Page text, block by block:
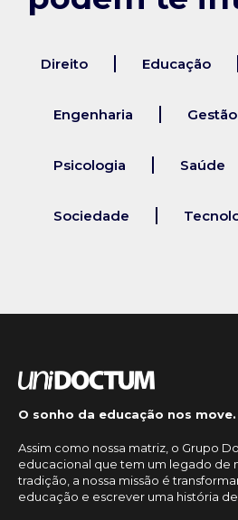
Direito Educação
Engenharia Gestão
Psicologia Saúde
Sociedade
O sonho da educação nos move.
Assim como nossa matriz, o Grupo
educacional que tem um legado de
tradição, a nossa missão é
educação e escrever uma história de